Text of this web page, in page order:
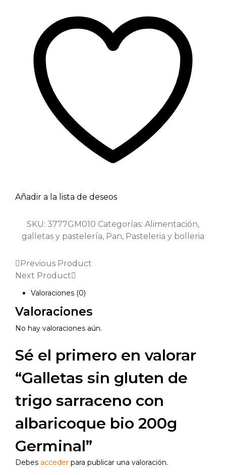
Añadir a la lista de deseos
SKU: 3777GM010 Categorías: Alimentación,
galletas y pastelería, Pan, Pasteleria y bolleria
Previous Product
Next Product
Valoraciones (0)
Valoraciones
No hay valoraciones aún.
Sé el primero en valorar
“Galletas sin gluten de
trigo sarraceno con
albaricoque bio 200g
Germinal”
Debes acceder para publicar una valoración.